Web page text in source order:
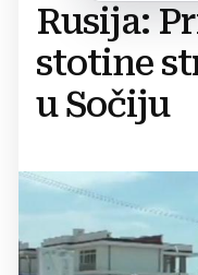
Rusija:
stotine
u Sočiju